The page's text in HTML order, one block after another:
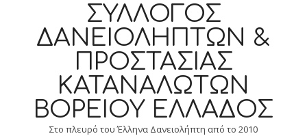
ΣΎΛΛΟΓΟΣ
ΔΑΝΕΙΟΛΗΠΤΏΝ &
ΠΡΟΣΤΑΣΊΑΣ
ΚΑΤΑΝΑΛΩΤΏΝ
ΒΟΡΕΊΟΥ ΕΛΛΆΔΟΣ
Στο πλευρό του Έλληνα Δανειολήπτη από το 2010